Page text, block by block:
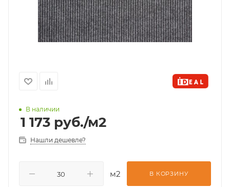
В наличии
1 173 руб./м2
Нашли дешевле?
м2 В КОРЗИНУ